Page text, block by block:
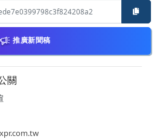
推廣新聞稿
關